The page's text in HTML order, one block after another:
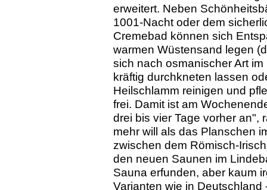
erweitert. Neben
1001-Nacht oder dem
Cremebad können sich
warmen Wüstensand legen
sich nach osmanischer Art
kräftig durchkneten lassen
Heilschlamm reinigen und
frei. Damit ist am
drei bis vier Tage vorher an",
mehr will als das Planschen
zwischen dem Römisch-
den neuen Saunen im
Sauna erfunden, aber kaum
Varianten wie in